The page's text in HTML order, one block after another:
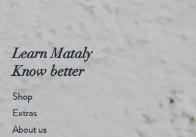
Learn Mataly
Know better
Shop
Extras
About us